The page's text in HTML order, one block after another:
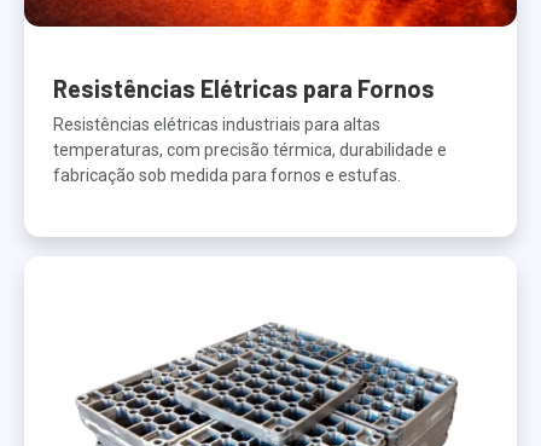
Resistências Elétricas para Fornos
Resistências elétricas industriais para altas
temperaturas, com precisão térmica, durabilidade e
fabricação sob medida para fornos e estufas.